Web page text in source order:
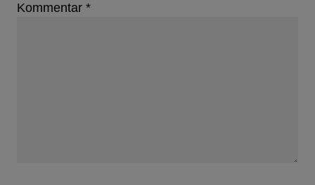
Kommentar *